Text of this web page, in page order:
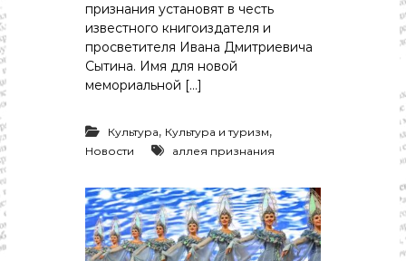
и
,
л
к
а
э
к
о
н
о
признания установят в честь
известного книгоиздателя и
просветителя Ивана Дмитриевича
Сытина. Имя для новой
мемориальной […]
Культура, Культура и туризм,
Новости аллея признания